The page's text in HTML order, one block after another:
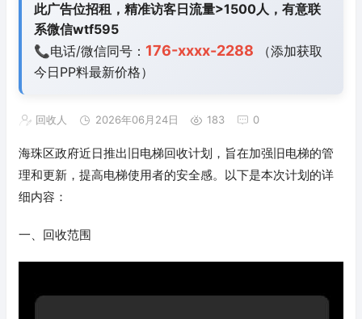
此广告位招租，精准访客日流量>1500人，有意联
系微信wtf595
📞电话/微信同号： 176-xxxx-2288 （添加获取
今日PP料最新价格）
回收人 2026年06月24日 183 0
海珠区政府近日推出旧电梯回收计划，旨在加强旧电梯的管
理和更新，提高电梯使用者的安全感。以下是本次计划的详
细内容：
一、回收范围